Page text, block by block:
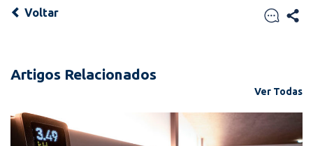
Voltar
Artigos Relacionados
Ver Todas